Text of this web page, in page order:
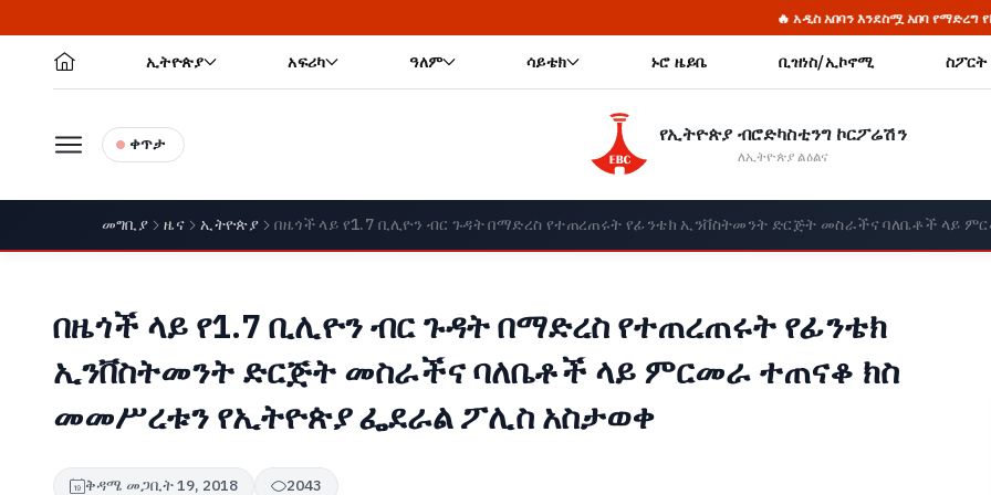
🔥 አዲስ አበባን እንደስሟ አበባ የማድረግ የኮሪደር ልማት ሥራ ወሳኝ ማሳያ፦
ኢትዮጵያ አፍሪካ ዓለም ሳይቴክ ኑሮ ዜይቤ ቢዝነስ/ኢኮኖሚ ስፖርት
ቀጥታ የኢትዮጵያ ብሮድካስቲንግ ኮርፖሬሽን
ለኢትዮጵያ ልዕልና
መግቢያ ዜና ኢትዮጵያ በዜጎች ላይ የ1.7 ቢሊዮን ብር ጉዳት በማድረስ የተጠረጠሩት የፊንቴክ ኢንቨስትመንት ድርጅት መስራችና ባለቤቶች
በዜጎች ላይ የ1.7 ቢሊዮን ብር ጉዳት በማድረስ የተጠረጠሩት የፊንቴክ
ኢንቨስትመንት ድርጅት መስራችና ባለቤቶች ላይ ምርመራ ተጠናቆ ክስ
መመሥረቱን የኢትዮጵያ ፌደራል ፖሊስ አስታወቀ
ቅዳሜ መጋቢት 19, 2018 2043